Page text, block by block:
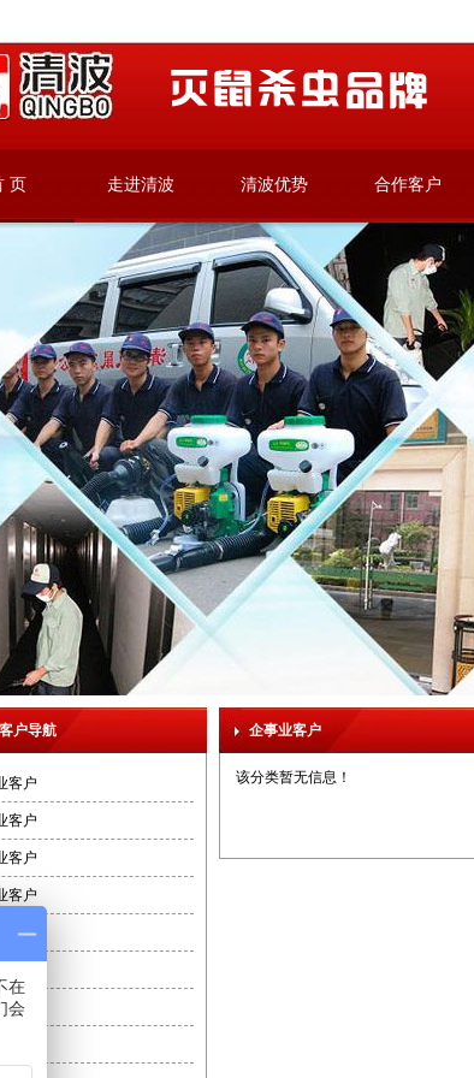
页 走进清波 清波优势 合作客户
户导航
客户
客户
客户
客户
客户
客户
企事业客户
该分类暂无信息！
在
会